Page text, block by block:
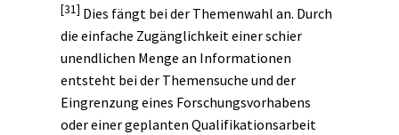
[31] Dies fängt bei der Themenwahl an. Durch
die einfache Zugänglichkeit einer schier
unendlichen Menge an Informationen
entsteht bei der Themensuche und der
Eingrenzung eines Forschungsvorhabens
oder einer geplanten Qualifikationsarbeit